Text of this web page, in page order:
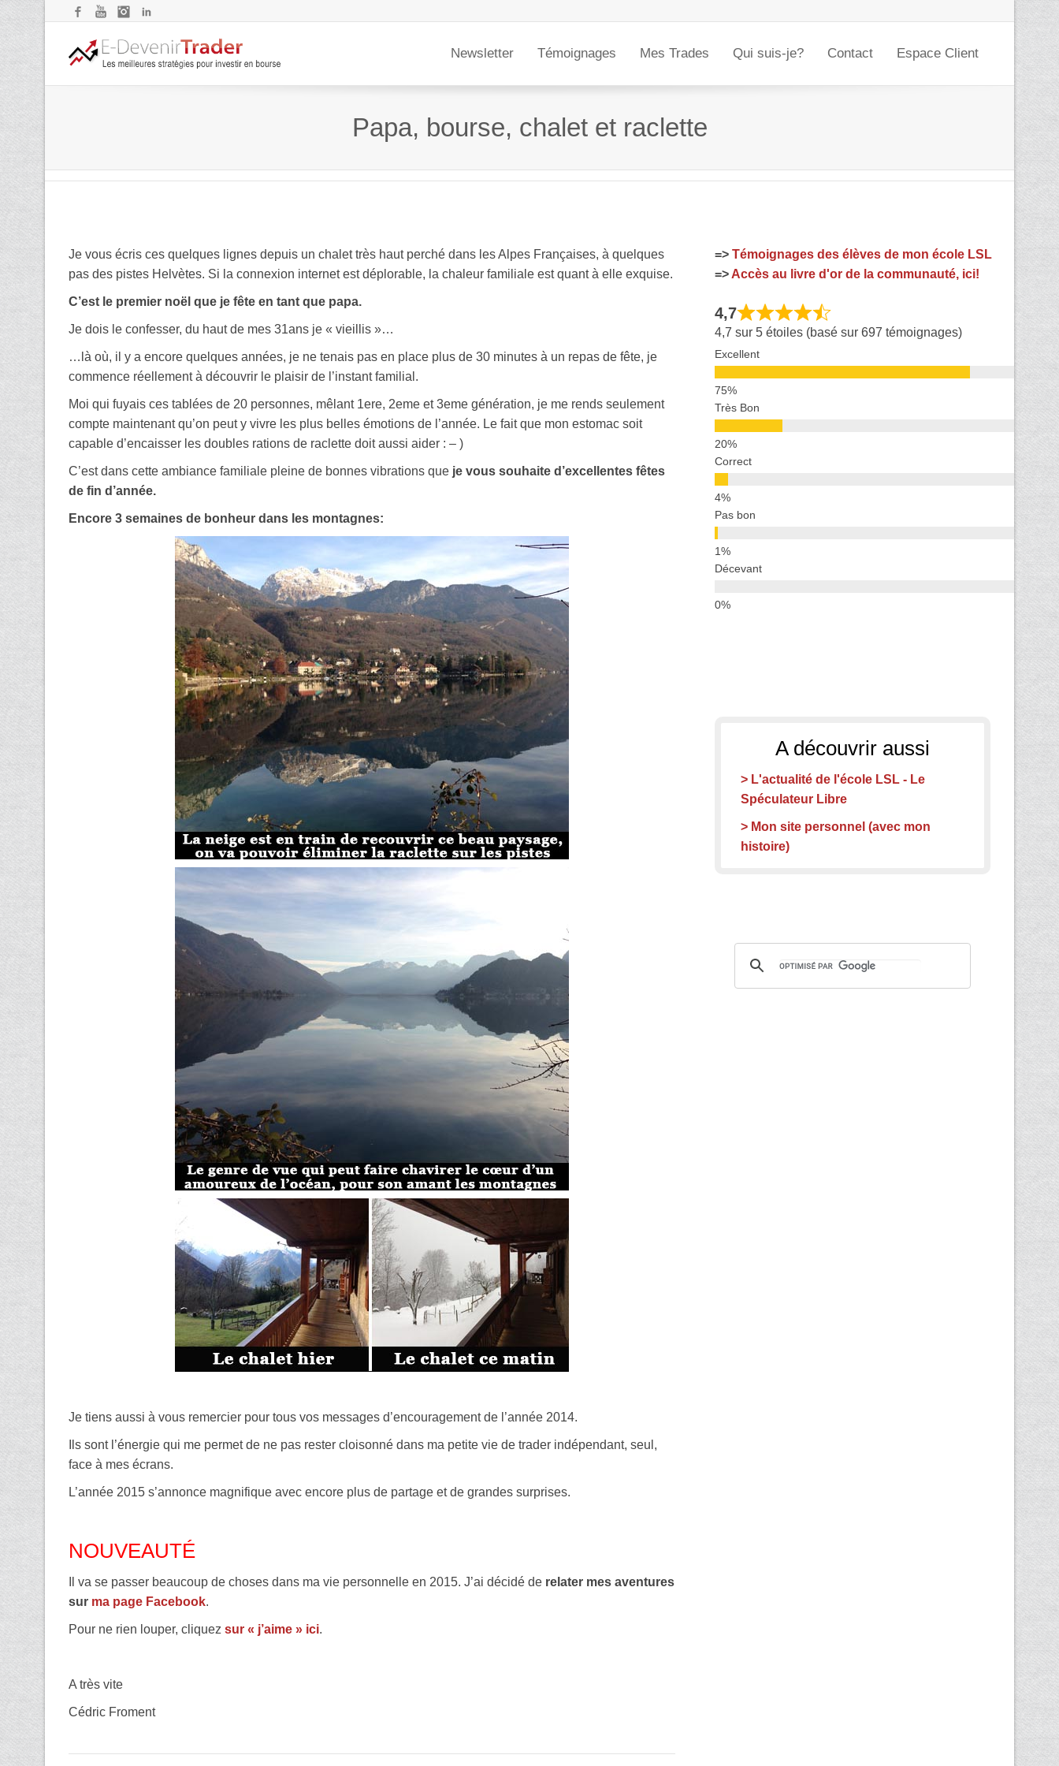
FacebookYouTubeInstagram
Newsletter Témoignages Mes Trades Qui suis-je? Contact Espace Client
Papa, bourse, chalet et raclette
Je vous écris ces quelques lignes depuis un chalet très haut perché dans les Alpes Françaises, à quelques
pas des pistes Helvètes. Si la connexion internet est déplorable, la chaleur familiale est quant à elle exquise.
C’est le premier noël que je fête en tant que papa.
Je dois le confesser, du haut de mes 31ans je « vieillis »…
…là où, il y a encore quelques années, je ne tenais pas en place plus de 30 minutes à un repas de fête, je
commence réellement à découvrir le plaisir de l’instant familial.
Moi qui fuyais ces tablées de 20 personnes, mêlant 1ere, 2eme et 3eme génération, je me rends seulement
compte maintenant qu’on peut y vivre les plus belles émotions de l’année. Le fait que mon estomac soit
capable d’encaisser les doubles rations de raclette doit aussi aider : – )
C’est dans cette ambiance familiale pleine de bonnes vibrations que je vous souhaite d’excellentes fêtes
de fin d’année.
Encore 3 semaines de bonheur dans les montagnes:
Je tiens aussi à vous remercier pour tous vos messages d’encouragement de l’année 2014.
Ils sont l’énergie qui me permet de ne pas rester cloisonné dans ma petite vie de trader indépendant, seul,
face à mes écrans.
L’année 2015 s’annonce magnifique avec encore plus de partage et de grandes surprises.
NOUVEAUTÉ
Il va se passer beaucoup de choses dans ma vie personnelle en 2015. J’ai décidé de relater mes aventures
sur ma page Facebook.
Pour ne rien louper, cliquez sur « j’aime » ici.
A très vite
Cédric Froment
=> Témoignages des élèves de mon école LSL
=> Accès au livre d'or de la communauté, ici!
4,7
4,7 sur 5 étoiles (basé sur 697 témoignages)
Excellent
Très Bon
Correct
Pas bon
Décevant
A découvrir aussi
> L'actualité de l'école LSL - Le
Spéculateur Libre
> Mon site personnel (avec mon
histoire)